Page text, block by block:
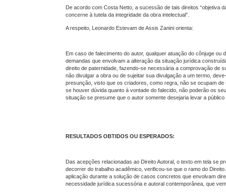
De acordo com Costa Netto, a sucessão de tais direitos “objetiva
concerne à tutela da integridade da obra intelectual”.
A respeito, Leonardo Estevam de Assis Zanini orienta:
Em caso de falecimento do autor, qualquer atuação do cônjuge
demandas que envolvam a alteração da situação jurídica
direito de paternidade, fazendo-se necessária a comprovação de
não divulgar a obra ou de sujeitar sua divulgação a um termo,
presunção, visto que os criadores, como regra, não se ocupam
se houver dúvida quanto à vontade do falecido, não poderão os
situação se presume que o autor somente desejaria levar a
RESULTADOS OBTIDOS OU ESPERADOS:
Das acepções relacionadas ao Direito Autoral, o texto em tela se
decorrer do trabalho acadêmico, verificou-se que o ramo do
aplicação durante a solução de casos concretos que envolvam
necessidade jurídica sucessória e autoral contemporânea, que